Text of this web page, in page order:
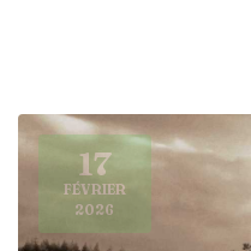
17
FÉVRIER
2026